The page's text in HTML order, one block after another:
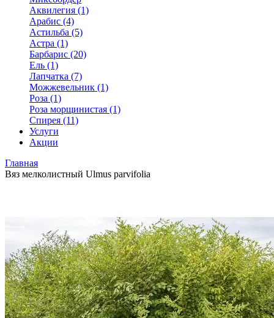
Аквилегия (1)
Арабис (4)
Астильба (5)
Астра (1)
Барбарис (20)
Ель (1)
Лапчатка (7)
Можжевельник (1)
Роза (1)
Роза морщинистая (1)
Спирея (11)
Услуги
Акции
Главная
Вяз мелколистный Ulmus parvifolia